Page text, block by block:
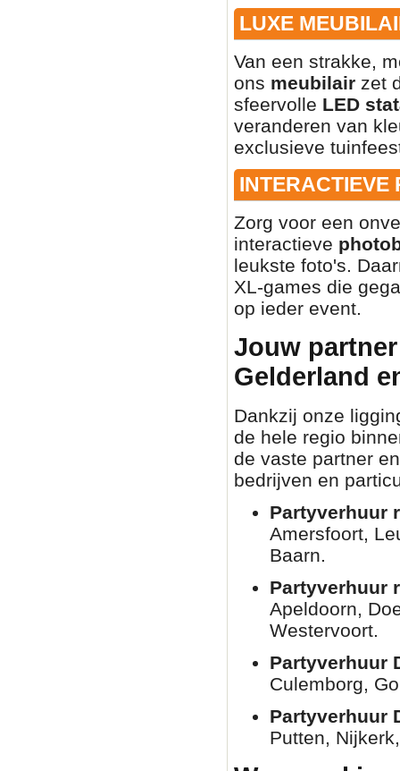
LUXE
Van een strakke,
ons meubilair zet
sfeervolle LED
veranderen van
exclusieve
INTERACTIEVE
Zorg voor een
interactieve
leukste foto's.
XL-games die
op ieder event.
Jouw
Gelderland
Dankzij onze
de hele regio
de vaste partner
bedrijven en
Partyverhuur
Amersfoort,
Baarn.
Partyverhuur
Apeldoorn,
Westervoort.
Partyverhuur
Culemborg,
Partyverhuur
Putten,